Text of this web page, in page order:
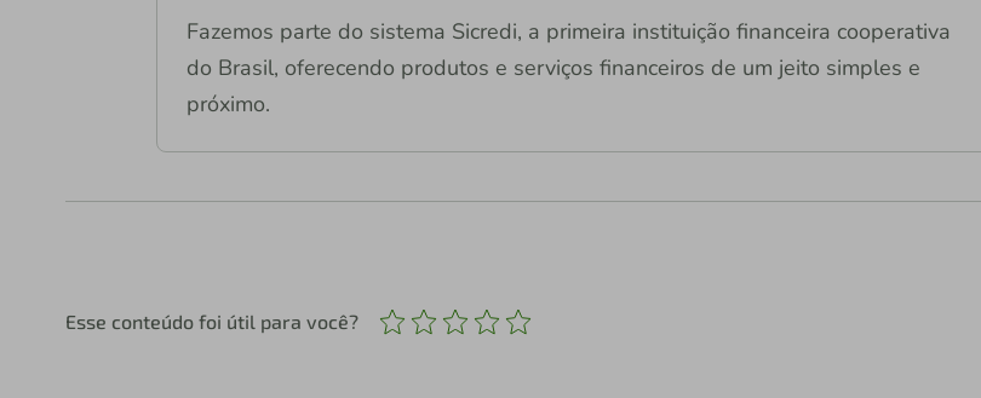
Fazemos parte do sistema Sicredi, a primeira instituição financeira cooperativa
do Brasil, oferecendo produtos e serviços financeiros de um jeito simples e
próximo.
Esse conteúdo foi útil para você?